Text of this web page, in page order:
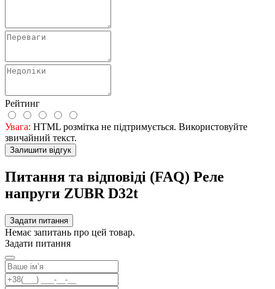
Рейтинг
Увага: HTML розмітка не підтримується. Використовуйте
звичайний текст.
Залишити відгук
Питання та відповіді (FAQ) Реле
напруги ZUBR D32t
Задати питання
Немає запитань про цей товар.
Задати питання